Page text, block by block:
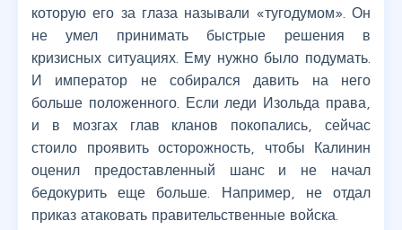
которую его за глаза называли «тугодумом». Он
не умел принимать быстрые решения в
кризисных ситуациях. Ему нужно было подумать.
И император не собирался давить на него
больше положенного. Если леди Изольда права,
и в мозгах глав кланов покопались, сейчас
стоило проявить осторожность, чтобы Калинин
оценил предоставленный шанс и не начал
бедокурить еще больше. Например, не отдал
приказ атаковать правительственные войска.